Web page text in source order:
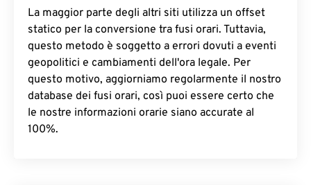
La maggior parte degli altri siti utilizza un offset
statico per la conversione tra fusi orari. Tuttavia,
questo metodo è soggetto a errori dovuti a eventi
geopolitici e cambiamenti dell'ora legale. Per
questo motivo, aggiorniamo regolarmente il nostro
database dei fusi orari, così puoi essere certo che
le nostre informazioni orarie siano accurate al
100%.